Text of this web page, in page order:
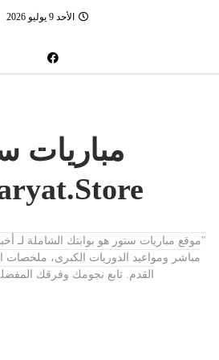
الأحد 9 يوليو 2026
مباريات
"موقع مباريات ستور هو بوابتك الشاملة لـ
مباشر ومواعيد الدوريات الكبرى،
القدم. تابع نجومك وفرقك